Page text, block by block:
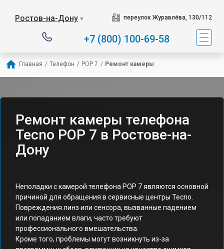
Ростов-на-Дону ▼ переулок Журавлёва, 130/112
+7 (800) 100-69-58
Главная / Телефон / POP 7 / Ремонт камеры
Ремонт камеры телефона
Tecno POP 7 в Ростове-на-
Дону
Неполадки с камерой телефона POP 7 являются основной
причиной для обращения в сервисные центры Tecno.
Повреждения линз или сенсора, вызванные падением
или попаданием влаги, часто требуют
профессионального вмешательства.
Кроме того, проблемы могут возникнуть из-за